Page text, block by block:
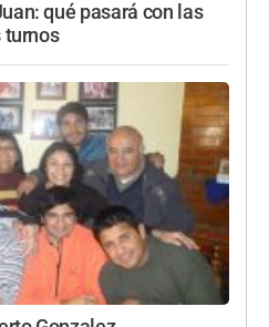
qué pasará con las
turnos